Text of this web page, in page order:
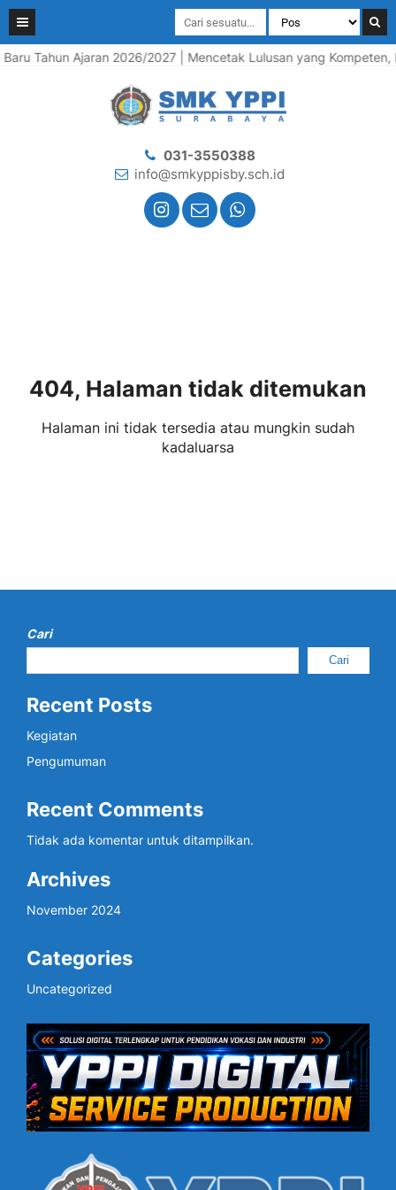
Tahun Ajaran 2026/2027 | Mencetak Lulusan yang Kompeten,
031-3550388
info@smkyppisby.sch.id
404, Halaman tidak ditemukan
Halaman ini tidak tersedia atau mungkin sudah
kadaluarsa
Cari
Cari
Recent Posts
Kegiatan
Pengumuman
Recent Comments
Tidak ada komentar untuk ditampilkan.
Archives
November 2024
Categories
Uncategorized